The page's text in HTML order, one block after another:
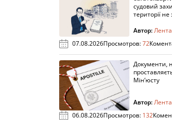
судовий
території
Автор:
07.08.2026Просмотров:72
Документи,
Мін’юсту
Автор:
06.08.2026Просмотров: 132